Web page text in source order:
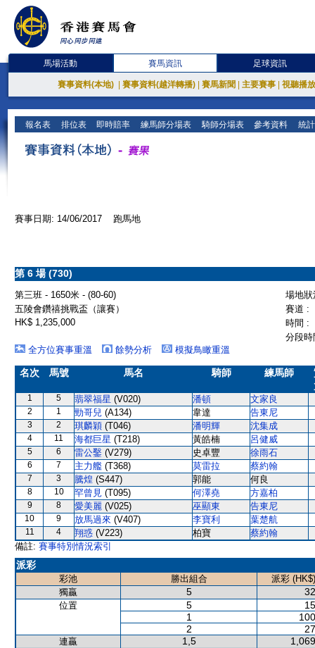
馬場活動 賽馬資訊 足球資訊
賽事資料(本地) 賽事資料(越洋轉播) 賽馬新聞 主要賽事 視聽播
報名表 排位表 即時賠率 練馬師分場表 騎師分場表 參考資料 統
賽事日期: 14/06/2017 跑馬地
第 6 場 (730)
第三班 - 1650米 - (80-60)
場地
五陵會鑽禧挑戰盃（讓賽）
賽道 :
HK$ 1,235,000
時間 :
分段
全方位賽事重溫
餘勢分析 模擬鳥瞰重溫
名次 馬號 馬名 騎師 練馬師
1 5 翡翠福星 (V020) 潘頓 文家良
2 1 勁哥兒 (A134) 韋達 告東尼
3 2 琪麟穎 (T046) 潘明輝 沈集成
4 11 海都巨星 (T218) 黃皓楠 呂健威
5 6 雷公鑿 (V279) 史卓豐 徐雨石
6 7 主力艦 (T368) 莫雷拉 蔡約翰
7 3 騰煌 (S447) 郭能 何良
8 10 罕曾見 (T095) 何澤堯 方嘉柏
9 8 愛美麗 (V025) 巫顯東 告東尼
10 9 放馬過來 (V407) 李寶利 葉楚航
11 4 翔惑 (V223) 柏寶
蔡約翰
備註: 賽事特別情況索引
派彩
彩池 勝出組合
派彩 (HK$)
獨贏
5
位置 5
1
2
連贏 1,5